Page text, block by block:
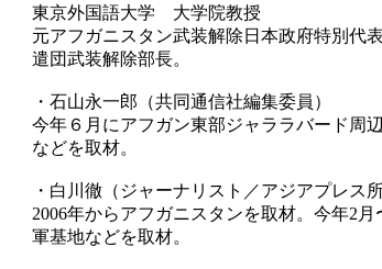
東京外国語大学 大学院教授
元アフガニスタン武装解除日本政府特別代
遣団武装解除部長。
・石山永一郎（共同通信社編集委員）
今年６月にアフガン東部ジャララバード周
などを取材。
・白川徹（ジャーナリスト／アジアプレス所
2006年からアフガニスタンを取材。今年2
軍基地などを取材。